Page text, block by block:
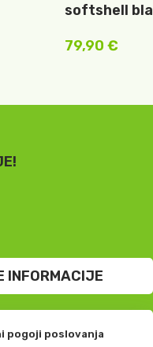
softshell
79,90 €
INFORMACIJE
pogoji poslovanja